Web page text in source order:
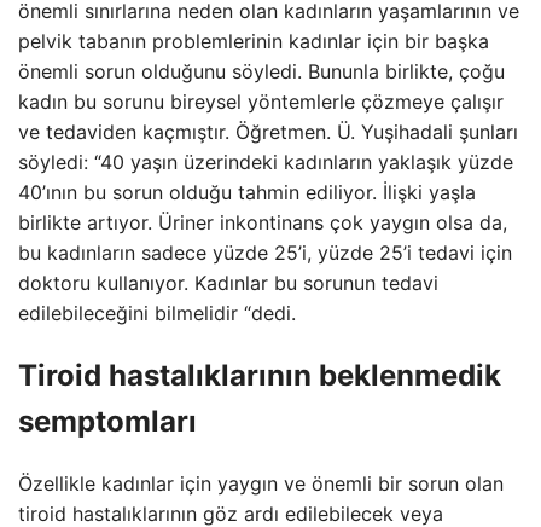
önemli sınırlarına neden olan kadınların yaşamlarının ve
pelvik tabanın problemlerinin kadınlar için bir başka
önemli sorun olduğunu söyledi. Bununla birlikte, çoğu
kadın bu sorunu bireysel yöntemlerle çözmeye çalışır
ve tedaviden kaçmıştır. Öğretmen. Ü. Yuşihadali şunları
söyledi: “40 yaşın üzerindeki kadınların yaklaşık yüzde
40’ının bu sorun olduğu tahmin ediliyor. İlişki yaşla
birlikte artıyor. Üriner inkontinans çok yaygın olsa da,
bu kadınların sadece yüzde 25’i, yüzde 25’i tedavi için
doktoru kullanıyor. Kadınlar bu sorunun tedavi
edilebileceğini bilmelidir “dedi.
Tiroid hastalıklarının beklenmedik
semptomları
Özellikle kadınlar için yaygın ve önemli bir sorun olan
tiroid hastalıklarının göz ardı edilebilecek veya